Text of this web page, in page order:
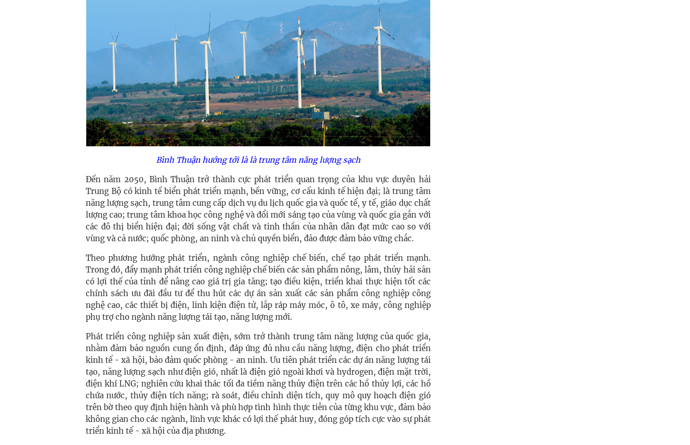
Bình Thuận hướng tới là là trung tâm năng lượng sạch
Đến năm 2050, Bình Thuận trở thành cực phát triển quan trọng của khu vực duyên hải
Trung Bộ có kinh tế biển phát triển mạnh, bền vững, cơ cấu kinh tế hiện đại; là trung tâm
năng lượng sạch, trung tâm cung cấp dịch vụ du lịch quốc gia và quốc tế, y tế, giáo dục chất
lượng cao; trung tâm khoa học công nghệ và đổi mới sáng tạo của vùng và quốc gia gắn với
các đô thị biển hiện đại; đời sống vật chất và tinh thần của nhân dân đạt mức cao so với
vùng và cả nước; quốc phòng, an ninh và chủ quyền biển, đảo được đảm bảo vững chắc.
Theo phương hướng phát triển, ngành công nghiệp chế biến, chế tạo phát triển mạnh.
Trong đó, đẩy mạnh phát triển công nghiệp chế biến các sản phẩm nông, lâm, thủy hải sản
có lợi thế của tỉnh để nâng cao giá trị gia tăng; tạo điều kiện, triển khai thực hiện tốt các
chính sách ưu đãi đầu tư để thu hút các dự án sản xuất các sản phẩm công nghiệp công
nghệ cao, các thiết bị điện, linh kiện điện tử, lắp ráp máy móc, ô tô, xe máy, công nghiệp
phụ trợ cho ngành năng lượng tái tạo, năng lượng mới.
Phát triển công nghiệp sản xuất điện, sớm trở thành trung tâm năng lượng của quốc gia,
nhằm đảm bảo nguồn cung ổn định, đáp ứng đủ nhu cầu năng lượng, điện cho phát triển
kinh tế - xã hội, bảo đảm quốc phòng - an ninh. Ưu tiên phát triển các dự án năng lượng tái
tạo, năng lượng sạch như điện gió, nhất là điện gió ngoài khơi và hydrogen, điện mặt trời,
điện khí LNG; nghiên cứu khai thác tối đa tiềm năng thủy điện trên các hồ thủy lợi, các hồ
chứa nước, thủy điện tích năng; rà soát, điều chỉnh diện tích, quy mô quy hoạch điện gió
trên bờ theo quy định hiện hành và phù hợp tình hình thực tiễn của từng khu vực, đảm bảo
không gian cho các ngành, lĩnh vực khác có lợi thế phát huy, đóng góp tích cực vào sự phát
triển kinh tế - xã hội của địa phương.